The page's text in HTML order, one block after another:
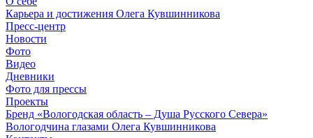
Карьера и достижения Олега Кувшинникова
Пресс-центр
Новости
Фото
Видео
Дневники
Фото для прессы
Проекты
Бренд «Вологодская область – Душа Русского Севера»
Вологодчина глазами Олега Кувшинникова